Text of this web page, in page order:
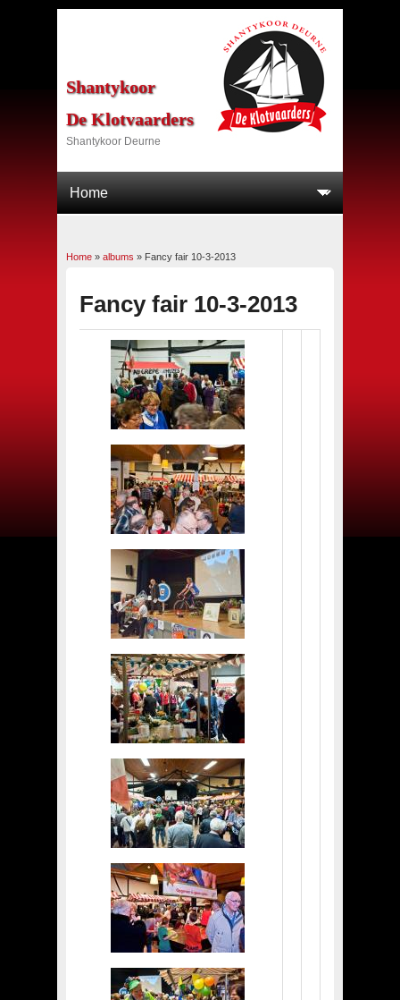
Shantykoor
De Klotvaarders
Shantykoor Deurne
U bent hier
Home » albums » Fancy fair 10-3-2013
Fancy fair 10-3-2013